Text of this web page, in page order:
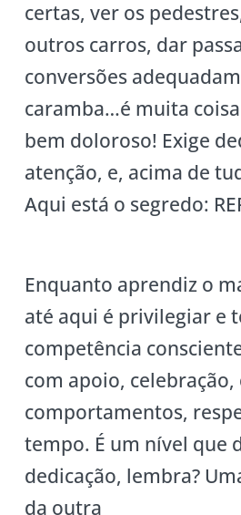
certas, ver os
outros carros, dar
conversões
caramba…é muita
bem doloroso! Exige
atenção, e, acima de
Aqui está o segredo:
Enquanto aprendiz o
até aqui é privilegiar e
competência
com apoio, celebração,
comportamentos,
tempo. É um nível que
dedicação, lembra?
da outra